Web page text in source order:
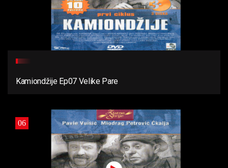
Kamiondžije Ep07 Velike Pare
06